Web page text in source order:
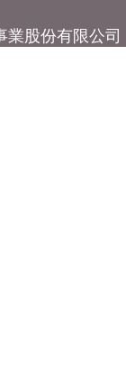
股份有限公司